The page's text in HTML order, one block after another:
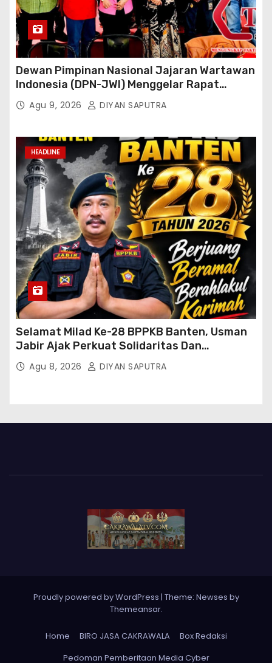
Dewan Pimpinan Nasional Jajaran Wartawan
Indonesia (DPN-JWI) Menggelar Rapat
Konsolidasi Dan Restrukturisasi Di Jakarta
Agu 9, 2026 DIYAN SAPUTRA
HEADLINE
Selamat Milad Ke-28 BPPKB Banten, Usman
Jabir Ajak Perkuat Solidaritas Dan
Kebersamaan
Agu 8, 2026 DIYAN SAPUTRA
Proudly powered by WordPress | Theme: Newses by
Themeansar.
Home BIRO JASA CAKRAWALA
Box Redaksi
Pedoman Pemberitaan Media Cyber